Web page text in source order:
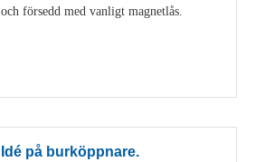
och försedd med vanligt magnetlås.
Idé på burköppnare.